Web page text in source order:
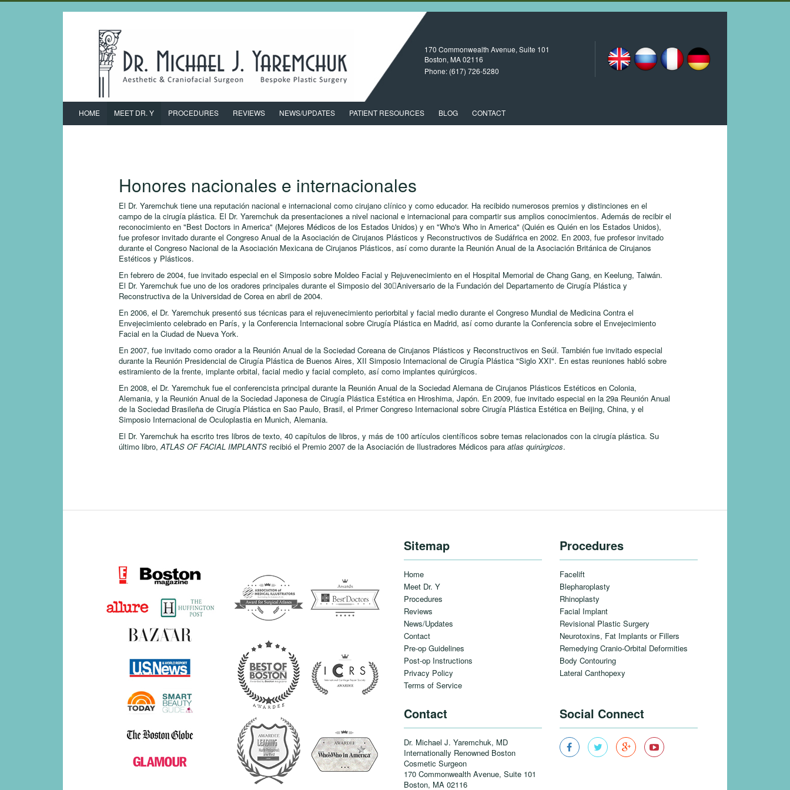
170 Commonwealth Avenue, Suite 101
Boston, MA02116
Phone: (617) 726-5280
HOME MEET DR. Y PROCEDURES REVIEWS NEWS/UPDATES PATIENT RESOURCES BLOG CONTACT
Honores nacionales e internacionales
El Dr. Yaremchuk tiene una reputación nacional e internacional como cirujano clínico y como educador. Ha recibido numerosos premios y distinciones en el
campo de la cirugía plástica. El Dr. Yaremchuk da presentaciones a nivel nacional e internacional para compartir sus amplios conocimientos. Además de recibir el
reconocimiento en "Best Doctors in America" (Mejores Médicos de los Estados Unidos) y en "Who's Who in America" (Quién es Quién en los Estados Unidos),
fue profesor invitado durante el Congreso Anual de la Asociación de Cirujanos Plásticos y Reconstructivos de Sudáfrica en 2002. En 2003, fue profesor invitado
durante el Congreso Nacional de la Asociación Mexicana de Cirujanos Plásticos, así como durante la Reunión Anual de la Asociación Británica de Cirujanos
Estéticos y Plásticos.
En febrero de 2004, fue invitado especial en el Simposio sobre Moldeo Facial y Rejuvenecimiento en el Hospital Memorial de Chang Gang, en Keelung, Taiwán.
El Dr. Yaremchuk fue uno de los oradores principales durante el Simposio del 30Aniversario de la Fundación del Departamento de Cirugía Plástica y
Reconstructiva de la Universidad de Corea en abril de 2004.
En 2006, el Dr. Yaremchuk presentó sus técnicas para el rejuvenecimiento periorbital y facial medio durante el Congreso Mundial de Medicina Contra el
Envejecimiento celebrado en París, y la Conferencia Internacional sobre Cirugía Plástica en Madrid, así como durante la Conferencia sobre el Envejecimiento
Facial en la Ciudad de Nueva York.
En 2007, fue invitado como orador a la Reunión Anual de la Sociedad Coreana de Cirujanos Plásticos y Reconstructivos en Seúl. También fue invitado especial
durante la Reunión Presidencial de Cirugía Plástica de Buenos Aires, XII Simposio Internacional de Cirugía Plástica "Siglo XXI". En estas reuniones habló sobre
estiramiento de la frente, implante orbital, facial medio y facial completo, así como implantes quirúrgicos.
En 2008, el Dr. Yaremchuk fue el conferencista principal durante la Reunión Anual de la Sociedad Alemana de Cirujanos Plásticos Estéticos en Colonia,
Alemania, y la Reunión Anual de la Sociedad Japonesa de Cirugía Plástica Estética en Hiroshima, Japón. En 2009, fue invitado especial en la 29a Reunión Anual
de la Sociedad Brasileña de Cirugía Plástica en Sao Paulo, Brasil, el Primer Congreso Internacional sobre Cirugía Plástica Estética en Beijing, China, y el
Simposio Internacional de Oculoplastia en Munich, Alemania.
El Dr. Yaremchuk ha escrito tres libros de texto, 40 capítulos de libros, y más de 100 artículos científicos sobre temas relacionados con la cirugía plástica. Su
último libro,ATLAS OF FACIAL IMPLANTS recibió el Premio 2007 de la Asociación de Ilustradores Médicos para atlas quirúrgicos.
Sitemap
Home
Meet Dr. Y
Procedures
Reviews
News/Updates
Contact
Pre-op Guidelines
Post-op Instructions
Privacy Policy
Terms of Service
Procedures
Facelift
Blepharoplasty
Rhinoplasty
Facial Implant
Revisional Plastic Surgery
Neurotoxins, Fat Implants or Fillers
Remedying Cranio-Orbital Deformities
Body Contouring
Lateral Canthopexy
Contact
Dr. Michael J. Yaremchuk, MD
Internationally Renowned Boston
Cosmetic Surgeon
170 Commonwealth Avenue, Suite 101
Boston, MA 02116
Social Connect